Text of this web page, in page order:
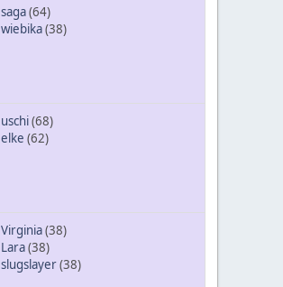
saga(64)
wiebika(38)
uschi(68)
elke (62)
Virginia(38)
Lara(38)
slugslayer(38)